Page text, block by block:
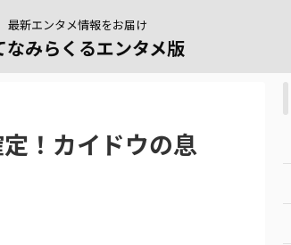
最新エンタメ情報をお届け
なみらくるエンタメ版
！カイドウの息